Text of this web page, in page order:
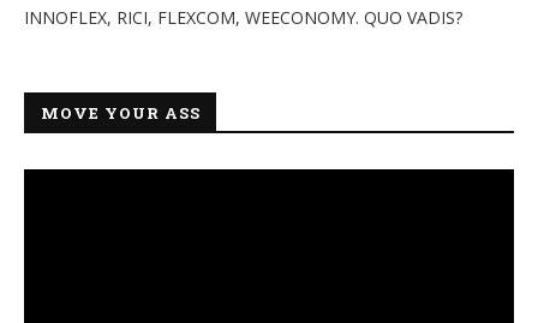
INNOFLEX, RICI, FLEXCOM, WEECONOMY. QUO VADIS?
MOVE YOUR ASS